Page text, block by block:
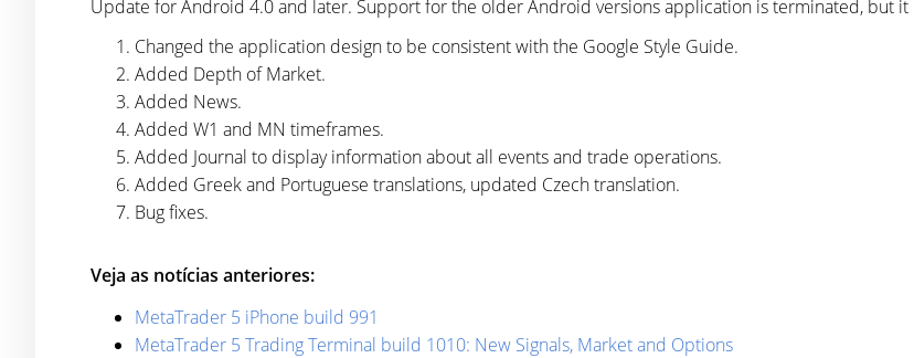
Update for Android 4.0 and later. Support for the older Android versions application is terminated, but
Changed the application design to be consistent with the Google Style Guide.
Added Depth of Market.
Added News.
Added W1 and MN timeframes.
Added Journal to display information about all events and trade operations.
Added Greek and Portuguese translations, updated Czech translation.
Bug fixes.
Veja as notícias anteriores:
MetaTrader 5 iPhone build 991
MetaTrader 5 Trading Terminal build 1010: New Signals, Market and Options